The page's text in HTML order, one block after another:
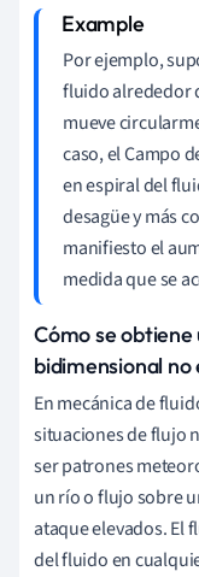
Por ejemplo,
fluido alrededor
mueve
caso, el Campo
en espiral del
desagüe y más
manifiesto el
medida que se
Cómo se
bidimensional
En mecánica de
situaciones de flujo
ser patrones
un río o flujo sobre
ataque elevados. El
del fluido en